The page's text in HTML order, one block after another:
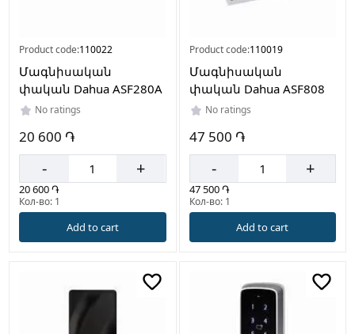
Product code:110022
Մագնիսական
փական Dahua ASF280A
No ratings
20 600 ֏
- +
20 600 ֏
Кол-во: 1
Add to cart
Product code:110019
Մագնիսական
փական Dahua ASF808
No ratings
47 500 ֏
- +
47 500 ֏
Кол-во: 1
Add to cart